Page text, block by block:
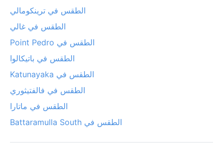
الطقس في ترينكومالي
الطقس في غالي
الطقس في Point Pedro
الطقس في باتيكالوا
الطقس في Katunayaka
الطقس في فالفتيثوري
الطقس في ماتارا
الطقس في Battaramulla South